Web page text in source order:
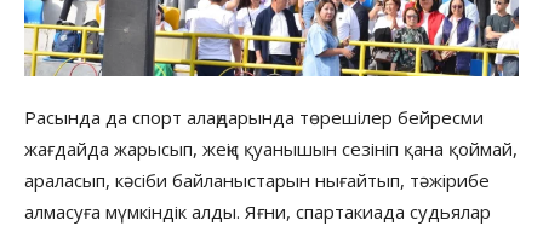
Расында да спорт алаңдарында төрешілер бейресми
жағдайда жарысып, жеңіс қуанышын сезініп қана қоймай,
араласып, кәсіби байланыстарын нығайтып, тәжірибе
алмасуға мүмкіндік алды. Яғни, спартакиада судьялар